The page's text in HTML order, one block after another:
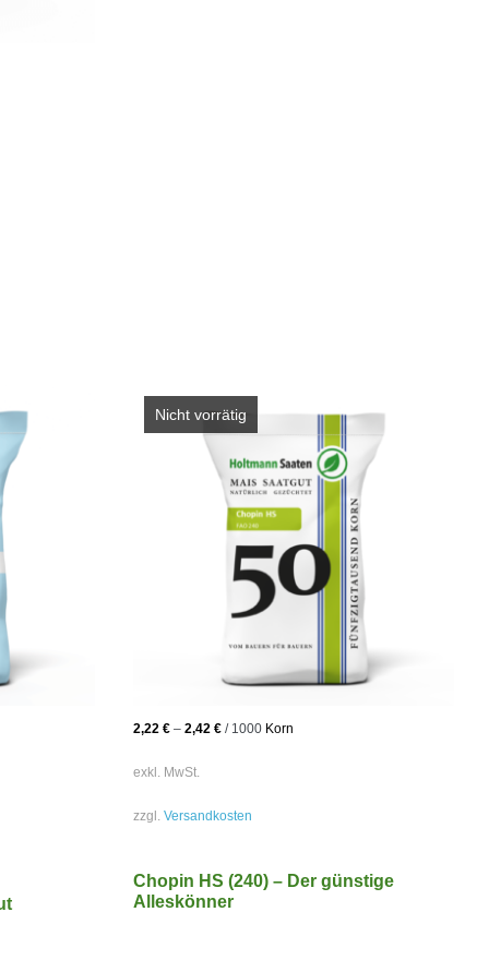
Nicht vorrätig
2,22€ –2,42€ / 1000 Korn
exkl. MwSt.
zzgl.Versandkosten
Chopin HS (240) – Der günstige
Alleskönner